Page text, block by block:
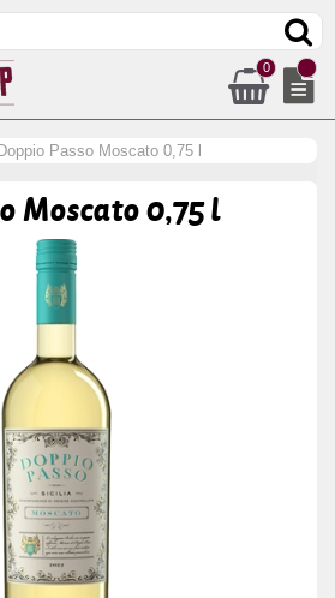
0
Doppio Passo Moscato 0,75 l
Moscato 0,75 l